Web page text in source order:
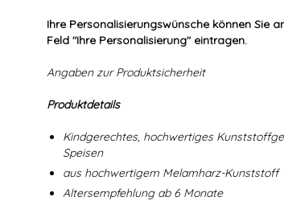
Ihre Personalisierungswünsche können Sie
Feld "Ihre Personalisierung" eintragen.
Angaben zur Produktsicherheit
Produktdetails
Kindgerechtes, hochwertiges
Speisen
aus hochwertigem Melamharz-Kunststoff
Altersempfehlung ab 6 Monate